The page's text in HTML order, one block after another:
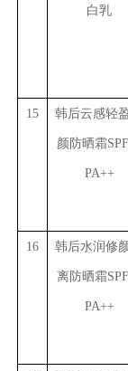
白乳
15 韩后云感轻
颜防晒霜
PA++
16 韩后水润修
离防晒霜
PA++